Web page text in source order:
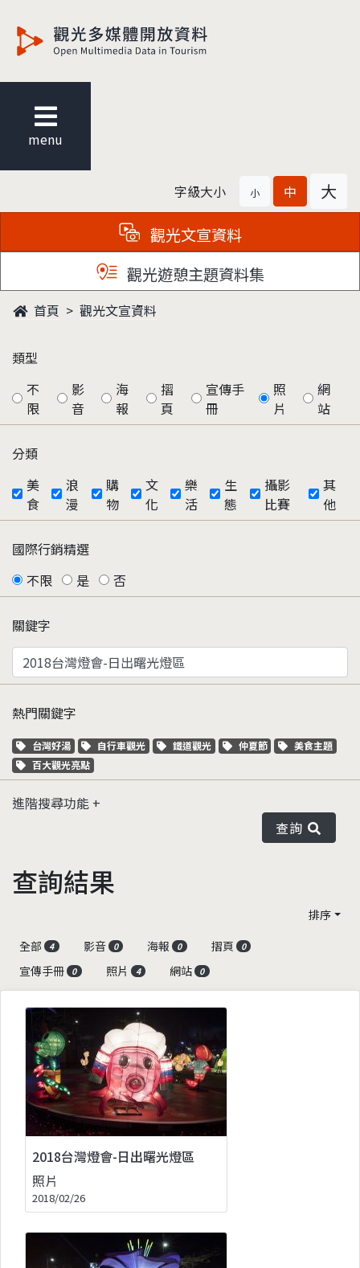
menu
字級大小 小 中 大
觀光文宣資料
觀光遊憩主題資料集
首頁 觀光文宣資料
類型
不
限
影
音
海
報
摺
頁
宣傳手
冊
照
片
網
站
分類
美
食
浪
漫
購
物
文
化
樂
活
生
態
攝影
比賽
其
他
國際行銷精選
不限
是 否
關鍵字
熱門關鍵字
關鍵字標籤
台灣好湯 關鍵字標籤
自行車觀光 關鍵字標籤
鐵道觀光 關鍵字標籤
仲夏節 關鍵字標籤
美食主題
關鍵字標籤
百大觀光亮點
進階搜尋功能
查詢
查詢結果
排序
全部
4 影音 0 海報 0 摺頁 0
宣傳手冊 0 照片 4 網站 0
2018台灣燈會-日出曙光燈區
照片
2018/02/26